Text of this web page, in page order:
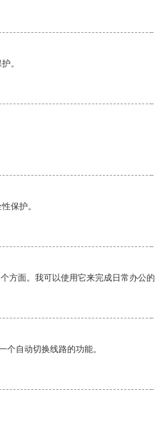
。
保护。
面。我可以使用它来完成日常办公的
自动切换线路的功能。